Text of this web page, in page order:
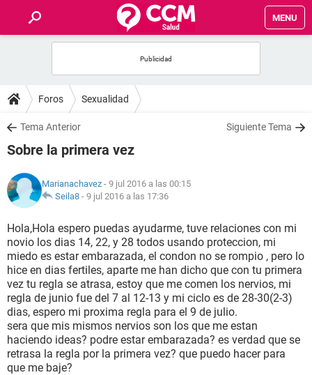
MENU
FOROS
SALUD
NUTRICIÓN
BIENESTAR
SEXUALIDAD
GLOSARIO
Foros Sexualidad
Tema Anterior Siguiente Tema
Sobre la primera vez
Marianachavez - 9 jul 2016 a las 00:15
Seila8 - 9 jul 2016 a las 17:36
Hola,Hola espero puedas ayudarme, tuve relaciones con mi
novio los dias 14, 22, y 28 todos usando proteccion, mi
miedo es estar embarazada, el condon no se rompio , pero lo
hice en dias fertiles, aparte me han dicho que con tu primera
vez tu regla se atrasa, estoy que me comen los nervios, mi
regla de junio fue del 7 al 12-13 y mi ciclo es de 28-30(2-3)
dias, espero mi proxima regla para el 9 de julio.
sera que mis mismos nervios son los que me estan
haciendo ideas? podre estar embarazada? es verdad que se
retrasa la regla por la primera vez? que puedo hacer para
que me baje?